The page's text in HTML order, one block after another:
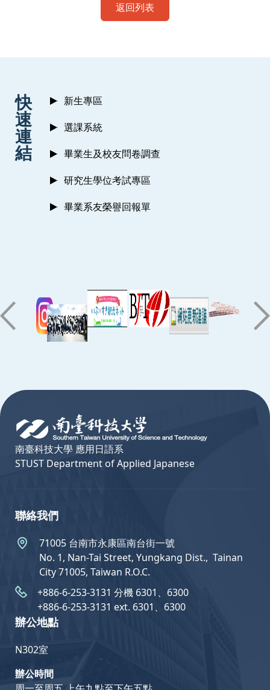
返回列表
:::
快
速
連
結
新生專區
選課系統
畢業生及校友問卷調查
研究生學位考試專區
畢業系友榮譽回報單
南臺科技大學 應用日語系
STUST Department of Applied Japanese
聯絡我們
71005 台南市永康區南台街一號
No. 1, Nan-Tai Street, Yungkang Dist.,  Tainan
City 71005, Taiwan R.O.C.
+886-6-253-3131 分機 6301、6300
+886-6-253-3131 ext. 6301、6300
辦公地點
N302室
辦公時間